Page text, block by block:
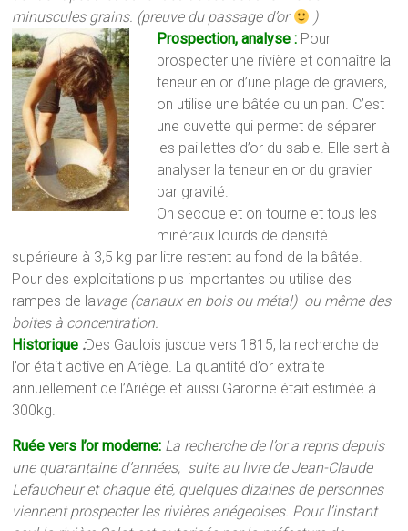
minuscules grains. (preuve du passage d’or
)
Prospection, analyse : Pour
prospecter une rivière et connaître la
teneur en or d’une plage de graviers,
on utilise une bâtée ou un pan. C’est
une cuvette qui permet de séparer
les paillettes d’or du sable. Elle sert à
analyser la teneur en or du gravier
par gravité.
On secoue et on tourne et tous les
minéraux lourds de densité
supérieure à 3,5 kg par litre restent au fond de la bâtée.
Pour des exploitations plus importantes ou utilise des
rampes de lavage (canaux en bois ou métal) ou même des
boites à concentration.
Historique :Des Gaulois jusque vers 1815, la recherche de
l’or était active en Ariège. La quantité d’or extraite
annuellement de l’Ariège et aussi Garonne était estimée à
300kg.
Ruée vers l’or moderne: La recherche de l’or a repris depuis
une quarantaine d’années, suite au livre de Jean-Claude
Lefaucheur et chaque été, quelques dizaines de personnes
viennent prospecter les rivières ariégeoises. Pour l’instant